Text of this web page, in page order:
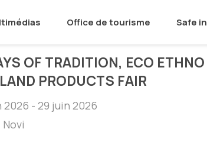
Office de tourisme Safe
OF TRADITION, ECO ETHNO
PRODUCTS FAIR
2026 - 29 juin 2026